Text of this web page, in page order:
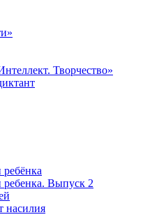
Творчество»
ребенка. Выпуск 2
насилия